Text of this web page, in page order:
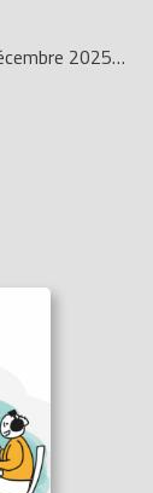
2025…